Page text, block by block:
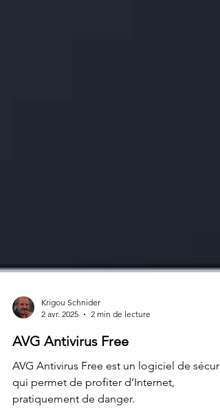
Krigou Schnider
AVG Antivirus Free
AVG Antivirus Free est un logiciel de